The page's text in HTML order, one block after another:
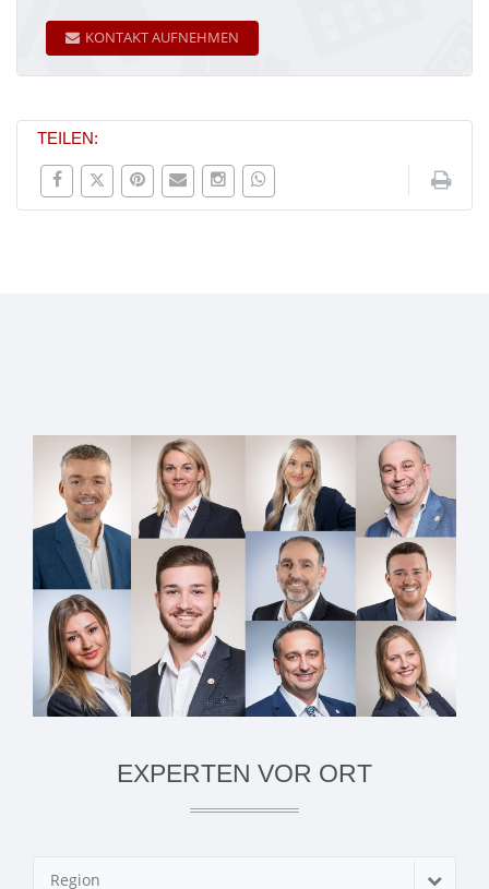
KONTAKT AUFNEHMEN
TEILEN:
EXPERTEN VOR ORT
Region